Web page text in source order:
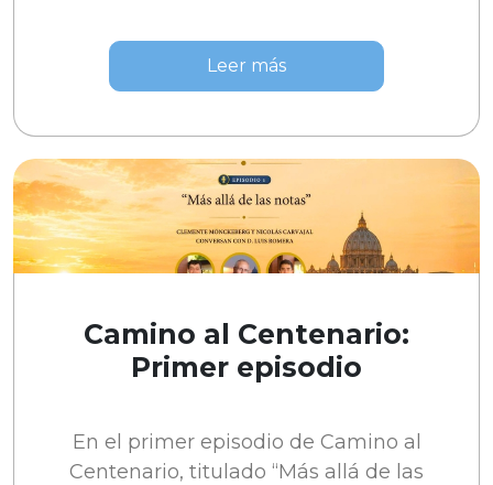
Leer más
Camino al Centenario:
Primer episodio
En el primer episodio de Camino al
Centenario, titulado “Más allá de las